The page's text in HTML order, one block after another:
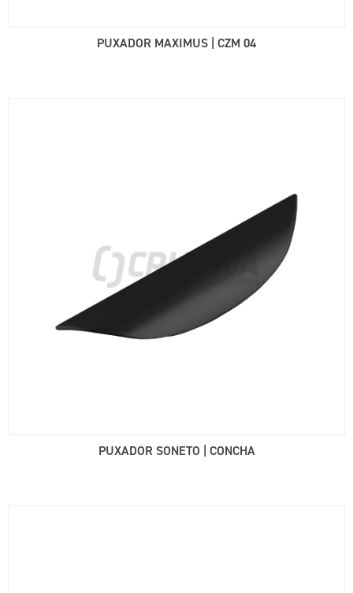
PUXADOR MAXIMUS | CZM 04
PUXADOR SONETO | CONCHA